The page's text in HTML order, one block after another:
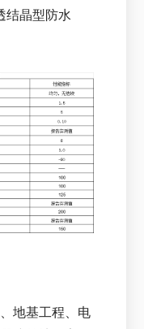
结晶型防水
地基工程、电